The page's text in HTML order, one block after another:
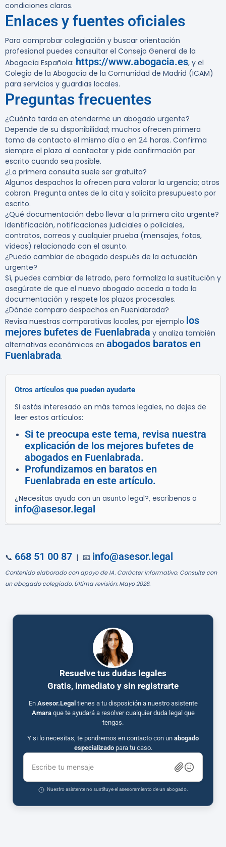
condiciones claras.
Enlaces y fuentes oficiales
Para comprobar colegiación y buscar orientación
profesional puedes consultar el Consejo General de la
Abogacía Española: https://www.abogacia.es, y el
Colegio de la Abogacía de la Comunidad de Madrid (ICAM)
para servicios y guardias locales.
Preguntas frecuentes
¿Cuánto tarda en atenderme un abogado urgente?
Depende de su disponibilidad; muchos ofrecen primera
toma de contacto el mismo día o en 24 horas. Confirma
siempre el plazo al contactar y pide confirmación por
escrito cuando sea posible.
¿La primera consulta suele ser gratuita?
Algunos despachos la ofrecen para valorar la urgencia; otros
cobran. Pregunta antes de la cita y solicita presupuesto por
escrito.
¿Qué documentación debo llevar a la primera cita urgente?
Identificación, notificaciones judiciales o policiales,
contratos, correos y cualquier prueba (mensajes, fotos,
vídeos) relacionada con el asunto.
¿Puedo cambiar de abogado después de la actuación
urgente?
Sí, puedes cambiar de letrado, pero formaliza la sustitución y
asegúrate de que el nuevo abogado acceda a toda la
documentación y respete los plazos procesales.
¿Dónde comparo despachos en Fuenlabrada?
Revisa nuestras comparativas locales, por ejemplo los
mejores bufetes de Fuenlabrada y analiza también
alternativas económicas en abogados baratos en
Fuenlabrada.
Otros artículos que pueden ayudarte
Si estás interesado en más temas legales, no dejes de
leer estos artículos:
Si te preocupa este tema, revisa nuestra
explicación de los mejores bufetes de
abogados en Fuenlabrada.
Profundizamos en baratos en
Fuenlabrada en este artículo.
¿Necesitas ayuda con un asunto legal?, escríbenos a
info@asesor.legal
📞 668 51 00 87 | 📧 info@asesor.legal
Contenido elaborado con apoyo de IA. Carácter informativo. Consulte con
un abogado colegiado. Última revisión: Mayo 2026.
Resuelve tus dudas legales
Gratis, inmediato y sin registrarte
En Asesor.Legal tienes a tu disposición a nuestro asistente
Amaraque te ayudará a resolver cualquier duda legal que
tengas.
Y si lo necesitas, te pondremos en contacto con un abogado
especializadopara tu caso.
Escribe tu mensaje
Nuestro asistente no sustituye el asesoramiento de un abogado.